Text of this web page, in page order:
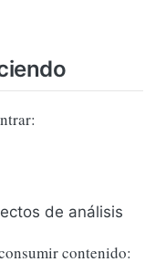
de análisis
contenido: